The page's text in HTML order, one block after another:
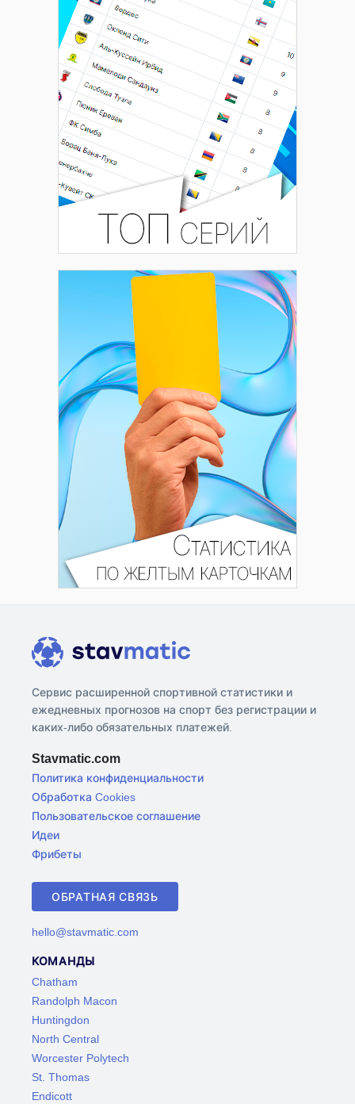
Сервис расширенной спортивной статистики и
ежедневных прогнозов на спорт без регистрации и
каких-либо обязательных платежей.
Stavmatic.com
Политика конфиденциальности
Обработка Cookies
Пользовательское соглашение
Идеи
Фрибеты
ОБРАТНАЯ СВЯЗЬ
hello@stavmatic.com
КОМАНДЫ
Chatham
Randolph Macon
Huntingdon
North Central
Worcester Polytech
St. Thomas
Endicott